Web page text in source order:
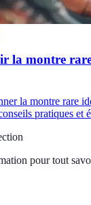
la montre
la montre rare
pratiques et
pour tout